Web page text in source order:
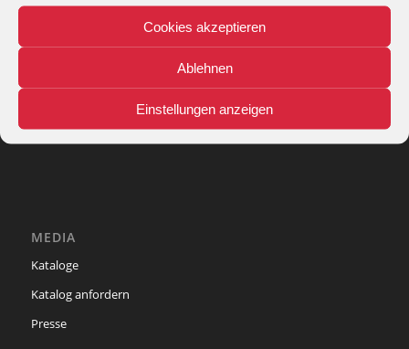
Cookies akzeptieren
Ablehnen
Einstellungen anzeigen
Teppich-Lexikon
MEDIA
Kataloge
Katalog anfordern
Presse